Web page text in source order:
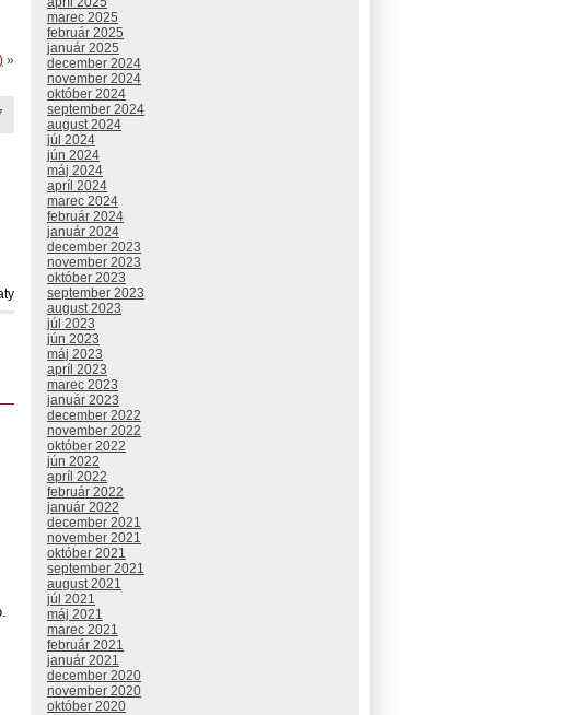
»
marec 2025
február 2025
január 2025
december 2024
november 2024
október 2024
september 2024
august 2024
júl 2024
jún 2024
máj 2024
apríl 2024
marec 2024
február 2024
január 2024
december 2023
november 2023
október 2023
september 2023
august 2023
júl 2023
jún 2023
máj 2023
apríl 2023
marec 2023
január 2023
december 2022
november 2022
október 2022
jún 2022
apríl 2022
február 2022
január 2022
december 2021
november 2021
október 2021
september 2021
august 2021
júl 2021
máj 2021
marec 2021
február 2021
január 2021
december 2020
november 2020
október 2020